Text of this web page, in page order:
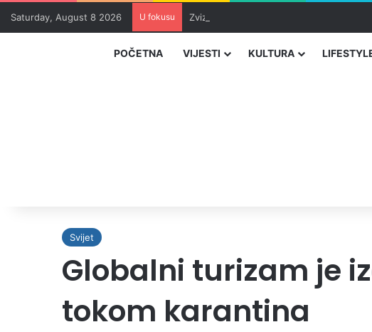
Saturday, August 8 2026 U fokusu Zvizdić, Magazinović i Kojović traže
POČETNA VIJESTI KULTURA
Svijet
Globalni turizam je
tokom karantina